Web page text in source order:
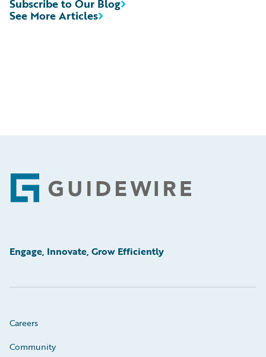
See More Articles
Subscribe to Our Blog
Footer
Engage, Innovate, Grow Efficiently
Careers
Community